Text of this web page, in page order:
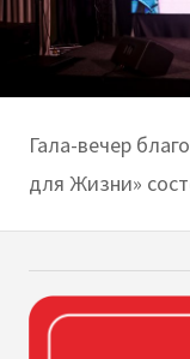
Гала-вечер
для Жизни»